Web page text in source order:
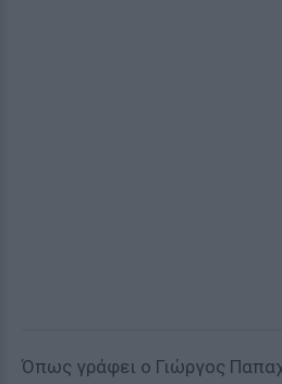
Όπως γράφει ο Γιώργος